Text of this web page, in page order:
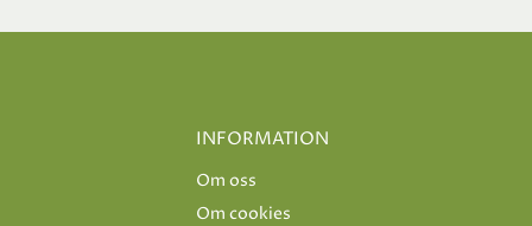
INFORMATION
Om oss
Om cookies